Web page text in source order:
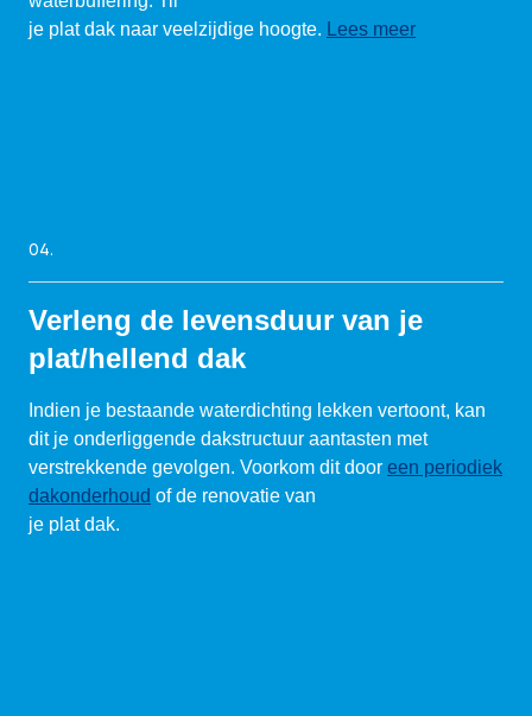
je plat dak naar veelzijdige hoogte.
Lees meer
04.
Verleng de levensduur van je
plat/hellend dak
Indien je bestaande waterdichting lekken vertoont, kan
dit je onderliggende dakstructuur aantasten met
verstrekkende gevolgen. Voorkom dit door een periodiek
dakonderhoud of de renovatie van
je plat dak.